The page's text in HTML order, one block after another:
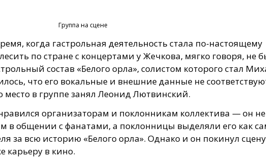
Группа на сцене
когда гастрольная деятельность стала по-настоящему
по стране с концертами у Жечкова, мягко говоря, не
состав «Белого орла», солистом которого стал
что его вокальные и внешние данные не
место в группе занял Леонид Лютвинский.
организаторам и поклонникам коллектива — он не
в общении с фанатами, а поклонницы выделяли его как
за всю историю «Белого орла». Однако и он покинул
карьеру в кино.